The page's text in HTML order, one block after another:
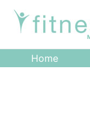
Zum
Inhalt
Home